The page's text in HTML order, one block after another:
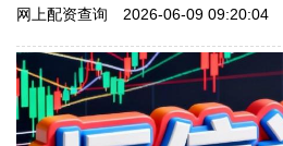
网上配资查询 2026-06-09 09:20:04